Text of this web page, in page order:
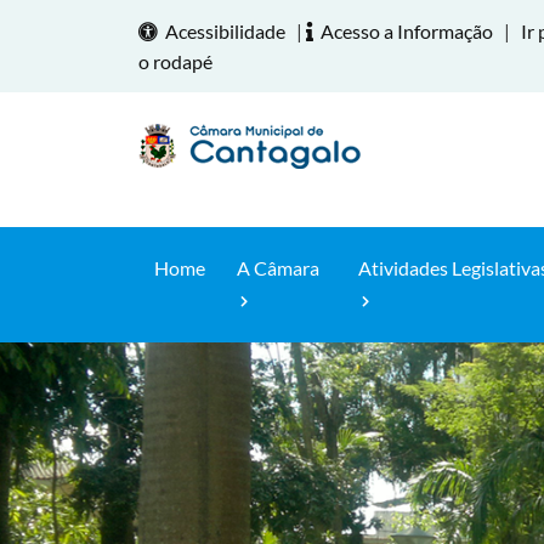
Acessibilidade | Acesso a Informação |
Ir
o rodapé
Home A Câmara Atividades